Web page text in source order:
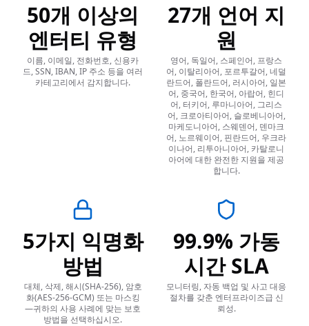
50개 이상의
엔터티 유형
이름, 이메일, 전화번호, 신용카
드, SSN, IBAN, IP 주소 등을 여러
카테고리에서 감지합니다.
27개 언어 지
원
영어, 독일어, 스페인어, 프랑스
어, 이탈리아어, 포르투갈어, 네덜
란드어, 폴란드어, 러시아어, 일본
어, 중국어, 한국어, 아랍어, 힌디
어, 터키어, 루마니아어, 그리스
어, 크로아티아어, 슬로베니아어,
마케도니아어, 스웨덴어, 덴마크
어, 노르웨이어, 핀란드어, 우크라
이나어, 리투아니아어, 카탈로니
아어에 대한 완전한 지원을 제공
합니다.
5가지 익명화
방법
대체, 삭제, 해시(SHA-256), 암호
화(AES-256-GCM) 또는 마스킹
—귀하의 사용 사례에 맞는 보호
방법을 선택하십시오.
99.9% 가동
시간 SLA
모니터링, 자동 백업 및 사고 대응
절차를 갖춘 엔터프라이즈급 신
뢰성.